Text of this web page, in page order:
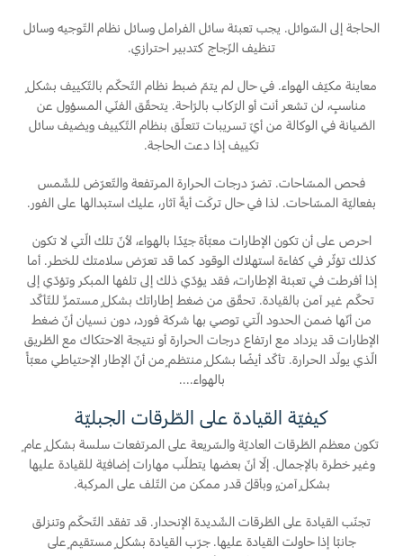
المتحدة
اليمن
باقة العناية الفائقة
دعم المزامنة
تقنية 4 SYNC
أجزاء
قطع غيار فورد الأصلية
موتوركرافت
قطع مقلدة
اتصل بنا
البحث عن الوكيل
الأسئلة الشائعة
الحاجة إلى السّوائل. يجب تعبئة سائل الفرامل وسائل نظام التّوجيه وسائل
تنظيف الزّجاج كتدبير احترازي.
معاينة مكيّف الهواء. في حال لم يتمّ ضبط نظام التّحكّم بالتّكييف بشكلٍ
مناسبٍ، لن تشعر أنت أو الرّكاب بالرّاحة. يتحقّق الفنّي المسؤول عن
الصّيانة في الوكالة من أيّ تسريبات تتعلّق بنظام التّكييف ويضيف سائل
تكييف إذا دعت الحاجة.
فحص المسّاحات. تضرّ درجات الحرارة المرتفعة والتّعرّض للشّمس
بفعاليّة المسّاحات. لذا في حال تركَت أيةّ آثار، عليك استبدالها على الفور.
احرص على أن تكون الإطارات معبّأة جيّدًا بالهواء، لأنّ تلك الّتي لا تكون
كذلك تؤثّر في كفاءة استهلاك الوقود كما قد تعرّض سلامتك للخطر. أما
إذا أفرطت في تعبئة الإطارات، فقد يؤدّي ذلك إلى تلفها المبكر وتؤدّي إلى
تحكّم غير آمن بالقيادة. تحقّق من ضغط إطاراتك بشكلٍ مستمرٍّ للتّأكّد
من أنّها ضمن الحدود الّتي توصي بها شركة فورد، دون نسيان أنّ ضغط
الإطارات قد يزداد مع ارتفاع درجات الحرارة أو نتيجة الاحتكاك مع الطّريق
الّذي يولّد الحرارة. تأكّد أيضًا بشكلٍ منتظمٍ من أنّ الإطار الإحتياطي معبّأً
بالهواء....
كيفيّة القيادة على الطّرقات الجبليّة
تكون معظم الطّرقات العاديّة والسّريعة على المرتفعات سلسة بشكلٍ عامٍ
وغير خطرة بالإجمال. إلّا أنّ بعضها يتطلّب مهارات إضافيّة للقيادة عليها
بشكلٍ آمنٍ، وبأقلّ قدر ممكن من التّلف على المركبة.
تجنّب القيادة على الطّرقات الشّديدة الإنحدار. قد تفقد التّحكّم وتنزلق
جانبًا إذا حاولت القيادة عليها. جرّب القيادة بشكلٍ مستقيمٍ على